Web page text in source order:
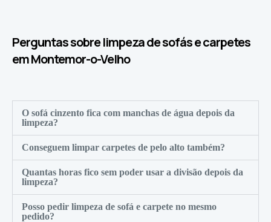
Perguntas sobre limpeza de sofás e carpetes
em Montemor-o-Velho
O sofá cinzento fica com manchas de água depois da
limpeza?
Conseguem limpar carpetes de pelo alto também?
Quantas horas fico sem poder usar a divisão depois da
limpeza?
Posso pedir limpeza de sofá e carpete no mesmo
pedido?